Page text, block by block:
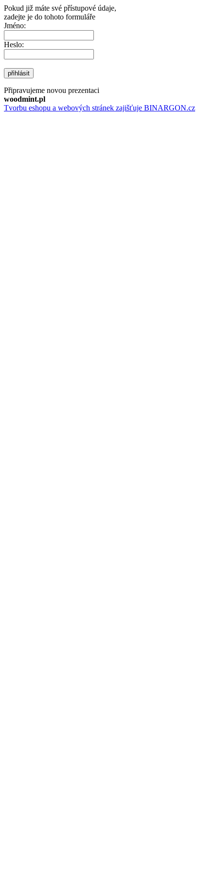
Pokud již máte své přístupové údaje,
zadejte je do tohoto formuláře
Jméno:
Heslo:
přihlásit
Připravujeme novou prezentaci
woodmint.pl
Tvorbu eshopu a webových stránek zajišťuje BINARGON.cz